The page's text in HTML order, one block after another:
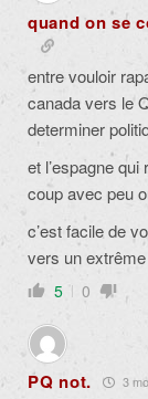
quand on se
entre vouloir
canada vers le
determiner
et l’espagne
coup avec peu
c’est facile de
vers un extrême
5 0
PQ not. 3